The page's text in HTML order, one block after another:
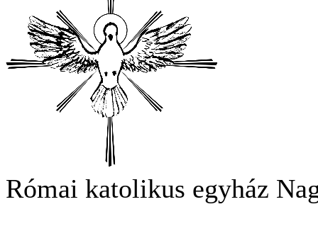
Római katolikus egyház